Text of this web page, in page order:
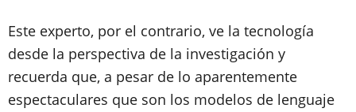
Este experto, por el contrario, ve la tecnología
desde la perspectiva de la investigación y
recuerda que, a pesar de lo aparentemente
espectaculares que son los modelos de lenguaje